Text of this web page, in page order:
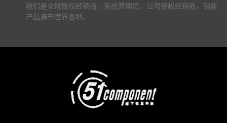
我们是全球授权经销商，系统管理员，公司授权经销商，销售
产品遍布世界各地。